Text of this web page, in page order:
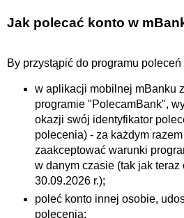
Jak polecać konto w
By przystąpić do programu
w aplikacji mobilnej mBanku
programie "PolecamBank",
okazji swój identyfikator
polecenia) - za każdym
zaakceptować warunki
w danym czasie (tak jak teraz
30.09.2026 r.);
poleć konto innej osobie,
polecenia;